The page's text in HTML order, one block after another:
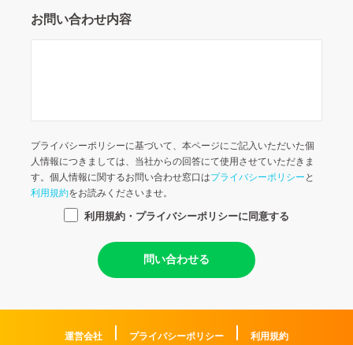
お問い合わせ内容
プライバシーポリシーに基づいて、本ページにご記入いただいた個
人情報につきましては、当社からの回答にて使用させていただきま
す。個人情報に関するお問い合わせ窓口はプライバシーポリシーと
利用規約をお読みくださいませ。
利用規約・プライバシーポリシーに同意する
問い合わせる
運営会社 プライバシーポリシー 利用規約